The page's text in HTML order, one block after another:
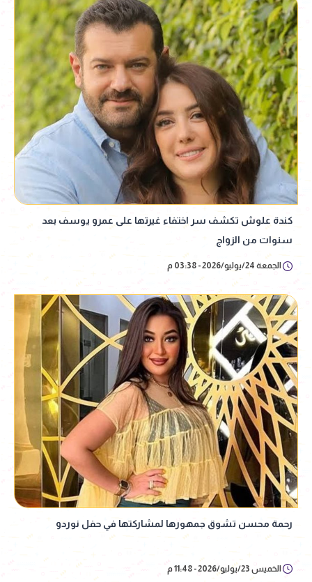
كندة علوش تكشف سر اختفاء غيرتها على عمرو يوسف بعد
سنوات من الزواج
الجمعة 24/يوليو/2026 - 03:38 م
رحمة محسن تشوق جمهورها لمشاركتها في حفل نوردو
الخميس 23/يوليو/2026 - 11:48 م